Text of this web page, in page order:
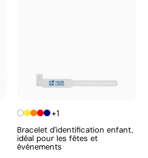
+1
Bracelet d'identification enfant,
idéal pour les fêtes et
événements